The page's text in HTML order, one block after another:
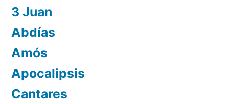
3 Juan
Abdías
Amós
Apocalipsis
Cantares